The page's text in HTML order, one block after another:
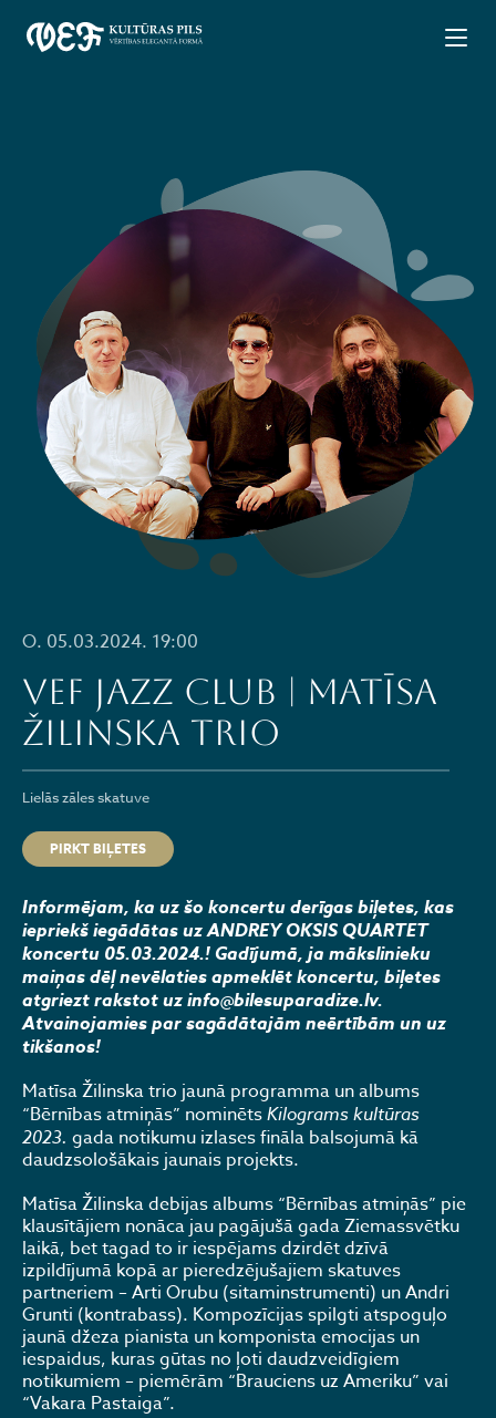
O. 05.03.2024. 19:00
VEF JAZZ CLUB | MATĪSA
ŽILINSKA TRIO
Lielās zāles skatuve
PIRKT BIĻETES
Informējam, ka uz šo koncertu derīgas biļetes, kas
iepriekš iegādātas uz ANDREY OKSIS QUARTET
koncertu 05.03.2024.! Gadījumā, ja mākslinieku
maiņas dēļ nevēlaties apmeklēt koncertu, biļetes
atgriezt rakstot uz info@bilesuparadize.lv.
Atvainojamies par sagādātajām neērtībām un uz
tikšanos!
Matīsa Žilinska trio jaunā programma un albums
“Bērnības atmiņās” nominētsKilograms kultūras
2023. gada notikumu izlases fināla balsojumā kā
daudzsološākais jaunais projekts.
Matīsa Žilinska debijas albums “Bērnības atmiņās” pie
klausītājiem nonāca jau pagājušā gada Ziemassvētku
laikā, bet tagad to ir iespējams dzirdēt dzīvā
izpildījumā kopā ar pieredzējušajiem skatuves
partneriem – Arti Orubu (sitaminstrumenti) un Andri
Grunti (kontrabass). Kompozīcijas spilgti atspoguļo
jaunā džeza pianista un komponista emocijas un
iespaidus, kuras gūtas no ļoti daudzveidīgiem
notikumiem – piemērām “Brauciens uz Ameriku” vai
“Vakara Pastaiga”.